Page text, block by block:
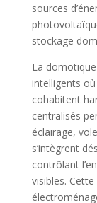
sources
stockage
La
intelligents
cohabitent
centralisés
éclairage,
s’intègrent
contrôlant
visibles.